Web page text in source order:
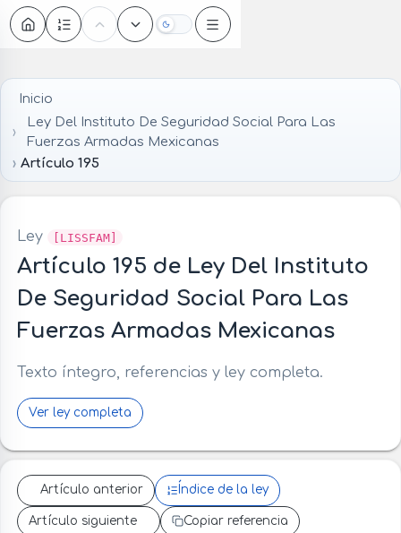
Oscuro
Inicio
Ley Del Instituto De Seguridad Social Para Las
Fuerzas Armadas Mexicanas
Artículo 195
Ley [LISSFAM]
Artículo 195 de Ley Del Instituto
De Seguridad Social Para Las
Fuerzas Armadas Mexicanas
Texto íntegro, referencias y ley completa.
Ver ley completa
Artículo anterior Índice de la ley
Artículo siguiente Copiar referencia